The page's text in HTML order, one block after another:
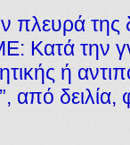
της
Κατά την
ή
από δειλία,